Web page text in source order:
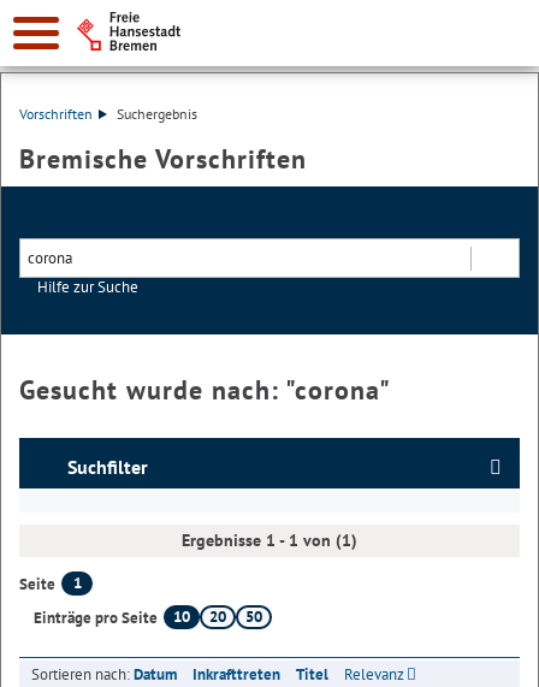
Vorschriften Suchergebnis
Bremische Vorschriften
Hilfe zur Suche
Gesucht wurde nach: "corona"
Suchfilter
Ergebnisse 1 - 1 von (1)
Seite
1
Einträge pro Seite
10 20 50
Sortieren nach:Datum Inkrafttreten Titel Relevanz